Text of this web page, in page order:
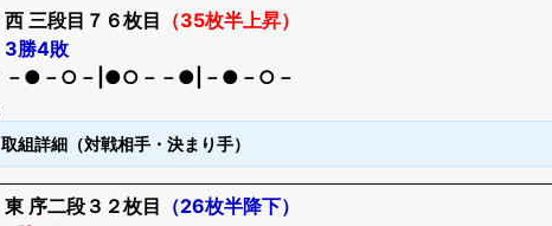
西 三段目７６枚目 （35枚半上昇）
3勝4敗
－●－○－|●○－－●|－●－○－
取組詳細（対戦相手・決まり手）
東 序二段３２枚目 （26枚半降下）